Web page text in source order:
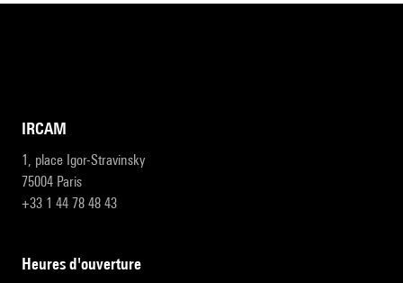
IRCAM
1, place Igor-Stravinsky
75004 Paris
+33 1 44 78 48 43
heures d'ouverture